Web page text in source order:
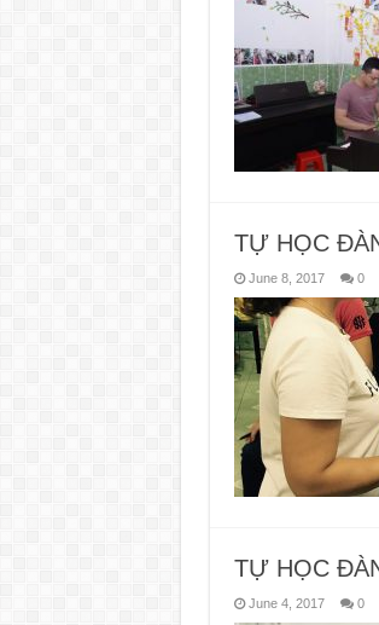
TỰ HỌC
June 8, 2017 0
TỰ HỌC
June 4, 2017 0